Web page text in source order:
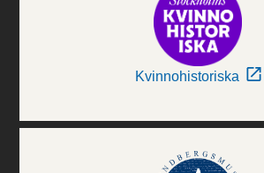
Kvinnohistoriska